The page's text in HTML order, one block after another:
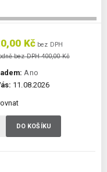
Kč bez DPH
bez DPH 400,00 Kč
Ano
11.08.2026
DO KOŠÍKU